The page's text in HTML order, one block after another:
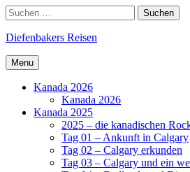
Skip
to
content
Search
Suchen
nach:
Diefenbakers Reisen
Menu
Kanada 2026
Kanada 2026
Kanada 2025
2025 – die kanadischen
Tag 01 – Ankunft in Calgary
Tag 02 – Calgary erkunden
Tag 03 – Calgary und ein